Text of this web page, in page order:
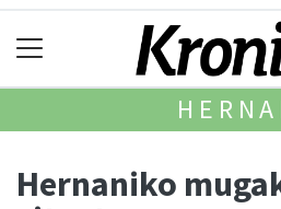
Hernaniko